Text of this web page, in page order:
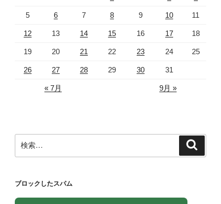
5 6 7 8 9 10 11
12 13 14 15 16 17 18
19 20 21 22 23 24 25
26 27 28 29 30 31
« 7月 9月 »
索:
ブロックしたスパム